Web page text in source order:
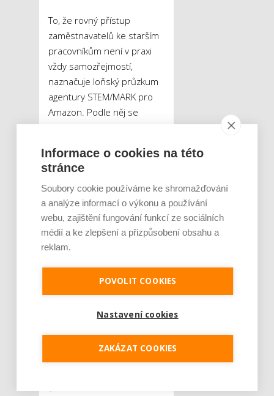
To, že rovný přístup
zaměstnavatelů ke starším
pracovníkům není v praxi
vždy samozřejmostí,
naznačuje loňský průzkum
agentury STEM/MARK pro
Amazon. Podle něj se
v důchodovém věku
vedením společnosti někdy
vnímáni jako přítěž, podle
20 procent oslovených se
dokonce častěji stávají
oběťmi nevhodného
chování na pracovišti. Jako
problém zmínila velká část
dotázaných i nespravedlivé
ohodnocení.„Za odvedenou
práci by senioři měli dostávat
jaké by dostal kterýkoliv jiný
Informace o cookies na této
stránce
Soubory cookie používáme ke shromažďování
a analýze informací o výkonu a používání
webu, zajištění fungování funkcí ze sociálních
médií a ke zlepšení a přizpůsobení obsahu a
reklam.
POVOLIT COOKIES
Nastavení cookies
ZAKÁZAT COOKIES